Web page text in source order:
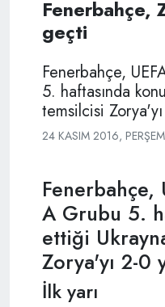
Fenerbahçe,
geçti
Fenerbahçe,
5. haftasında
temsilcisi
24 KASIM 2016,
Fenerbahçe,
A Grubu 5.
ettiği
Zorya'yı 2-0
İlk yarı